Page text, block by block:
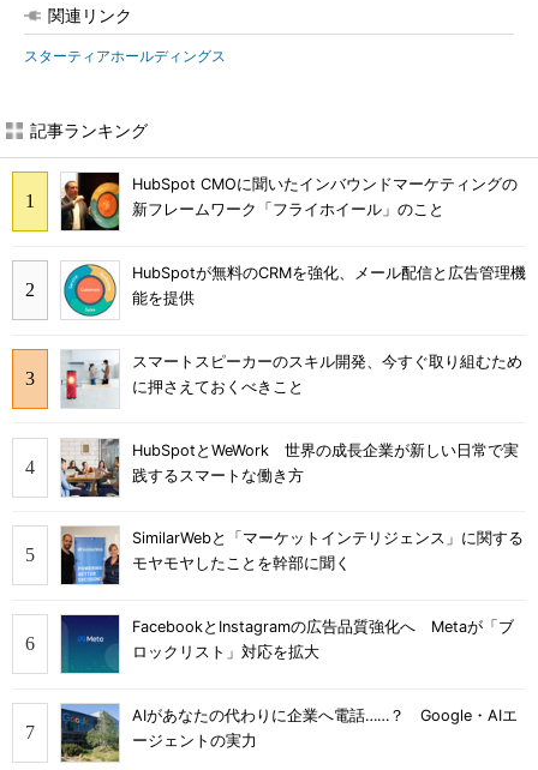
関連リンク
スターティアホールディングス
記事ランキング
HubSpot CMOに聞いたインバウンドマーケティングの
新フレームワーク「フライホイール」のこと
HubSpotが無料のCRMを強化、メール配信と広告管理機
能を提供
スマートスピーカーのスキル開発、今すぐ取り組むため
に押さえておくべきこと
HubSpotとWeWork 世界の成長企業が新しい日常で実
践するスマートな働き方
SimilarWebと「マーケットインテリジェンス」に関する
モヤモヤしたことを幹部に聞く
FacebookとInstagramの広告品質強化へ Metaが「ブ
ロックリスト」対応を拡大
AIがあなたの代わりに企業へ電話……？ Google・AIエ
ージェントの実力